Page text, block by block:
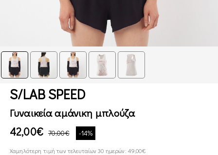
S/LAB SPEED
Γυναικεία αμάνικη μπλούζα
42,00€ 70,00€ -14%
Χαμηλότερη τιμή των τελευταίων 30 ημερών: 49,00€